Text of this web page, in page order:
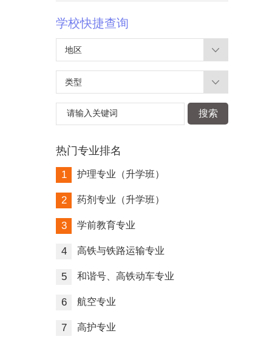
学校快捷查询
地区
类型
请输入关键词 搜索
热门专业排名
1 护理专业（升学班）
2 药剂专业（升学班）
3 学前教育专业
4 高铁与铁路运输专业
5 和谐号、高铁动车专业
6 航空专业
7 高护专业